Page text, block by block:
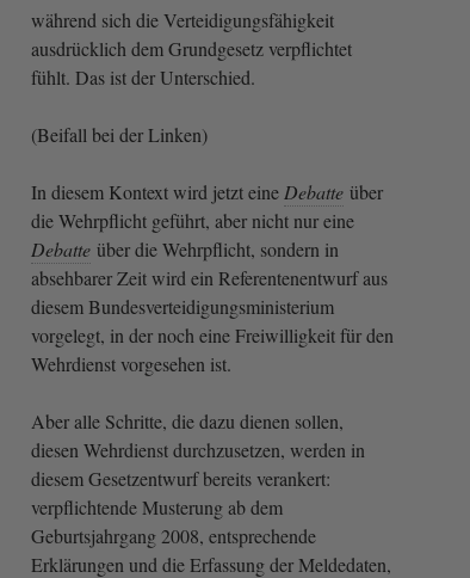
während sich die Verteidigungsfähigkeit
ausdrücklich dem Grundgesetz verpflichtet
fühlt. Das ist der Unterschied.
(Beifall bei der Linken)
In diesem Kontext wird jetzt eine Debatte über
die Wehrpflicht geführt, aber nicht nur eine
Debatte über die Wehrpflicht, sondern in
absehbarer Zeit wird ein Referentenentwurf aus
diesem Bundesverteidigungsministerium
vorgelegt, in der noch eine Freiwilligkeit für den
Wehrdienst vorgesehen ist.
Aber alle Schritte, die dazu dienen sollen,
diesen Wehrdienst durchzusetzen, werden in
diesem Gesetzentwurf bereits verankert:
verpflichtende Musterung ab dem
Geburtsjahrgang 2008, entsprechende
Erklärungen und die Erfassung der Meldedaten,